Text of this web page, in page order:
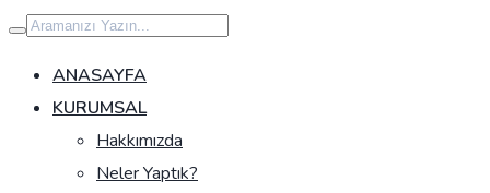
İçeriğe
geç
ANASAYFA
KURUMSAL
Hakkımızda
Neler Yaptık?